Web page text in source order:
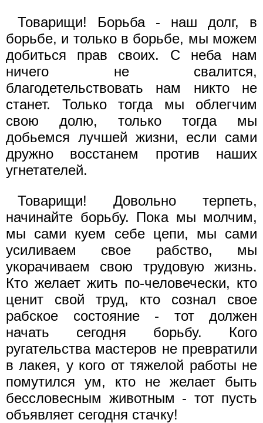
Товарищи! Борьба - наш долг, в
борьбе, и только в борьбе, мы можем
добиться прав своих. С неба нам
ничего не свалится,
благодетельствовать нам никто не
станет. Только тогда мы облегчим
свою долю, только тогда мы
добьемся лучшей жизни, если сами
дружно восстанем против наших
угнетателей.
Товарищи! Довольно терпеть,
начинайте борьбу. Пока мы молчим,
мы сами куем себе цепи, мы сами
усиливаем свое рабство, мы
укорачиваем свою трудовую жизнь.
Кто желает жить по-человечески, кто
ценит свой труд, кто сознал свое
рабское состояние - тот должен
начать сегодня борьбу. Кого
ругательства мастеров не превратили
в лакея, у кого от тяжелой работы не
помутился ум, кто не желает быть
бессловесным животным - тот пусть
объявляет сегодня стачку!